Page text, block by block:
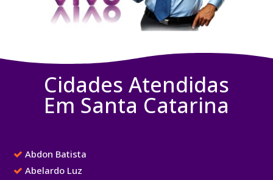
Cidades Atendidas
Em Santa Catarina
Abdon Batista
Abelardo Luz